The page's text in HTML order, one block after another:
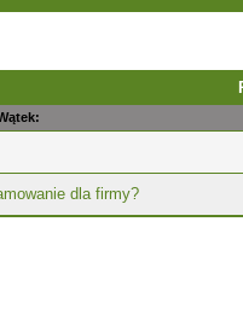
dla firmy?